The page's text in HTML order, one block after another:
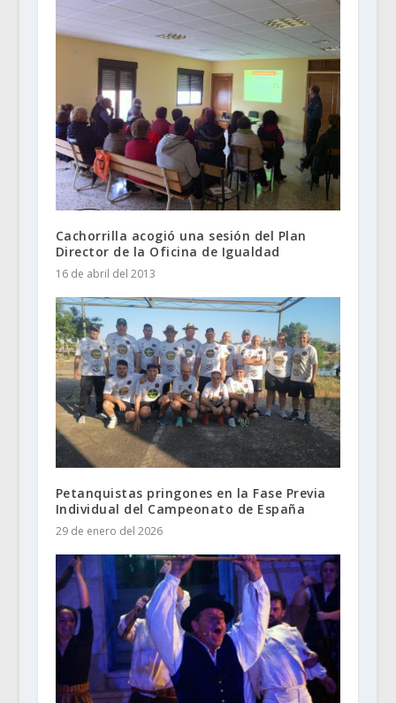
Cachorrilla acogió una sesión del Plan
Director de la Oficina de Igualdad
16 de abril del 2013
Petanquistas pringones en la Fase Previa
Individual del Campeonato de España
29 de enero del 2026